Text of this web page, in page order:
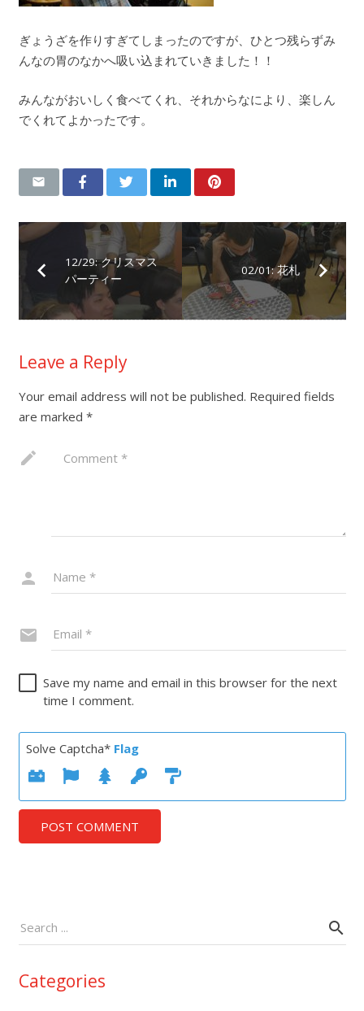
ぎょうざを作りすぎてしまったのですが、ひとつ残らずみ
んなの胃のなかへ吸い込まれていきました！！
みんながおいしく食べてくれ、それからなにより、楽しん
でくれてよかったです。
12/29: クリスマス
パーティー
02/01: 花札
Leave a Reply
Your email address will not be published. Required fields
are marked *
Save my name and email in this browser for the next
time I comment.
Solve Captcha* Flag
POST COMMENT
Categories